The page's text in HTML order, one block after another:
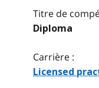
Titre de
Diploma
Carrière :
Licensed